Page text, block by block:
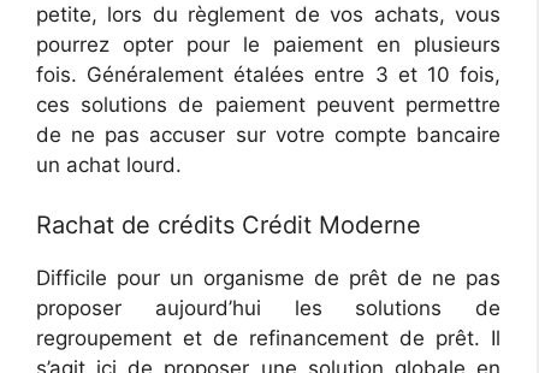
petite, lors du règlement de vos achats, vous
pourrez opter pour le paiement en plusieurs
fois. Généralement étalées entre 3 et 10 fois,
ces solutions de paiement peuvent permettre
de ne pas accuser sur votre compte bancaire
un achat lourd.
Rachat de crédits Crédit Moderne
Difficile pour un organisme de prêt de ne pas
proposer aujourd’hui les solutions de
regroupement et de refinancement de prêt. Il
s’agit ici de proposer une solution globale en